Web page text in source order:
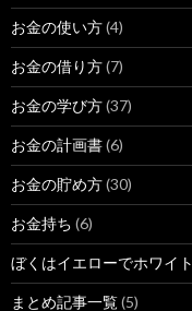
お金の使い方(4)
お金の借り方(7)
お金の学び方(37)
お金の計画書(6)
お金の貯め方(30)
お金持ち (6)
ぼくはイエローでホワイト
まとめ記事一覧(5)